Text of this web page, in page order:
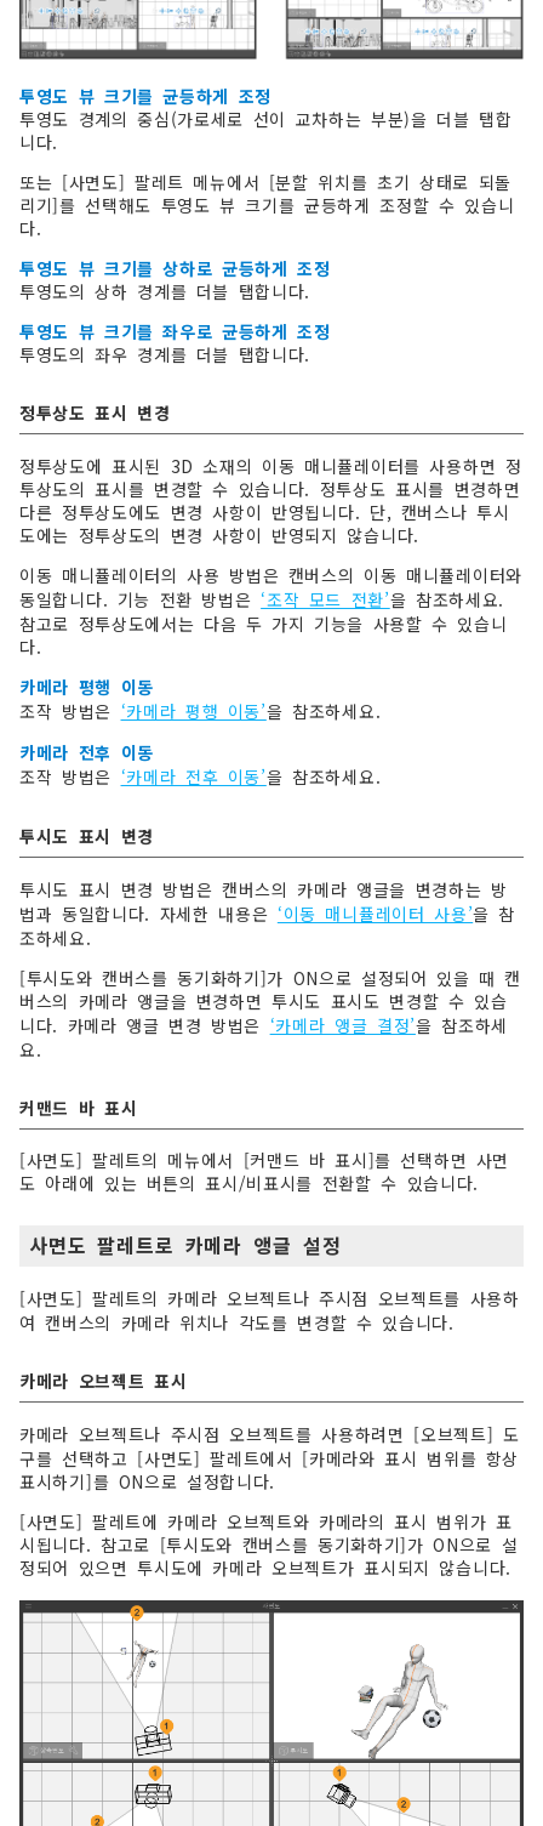
투영도 뷰 크기를 균등하게 조정
투영도 경계의 중심(가로세로 선이 교차하는 부분)을 더블 탭합
니다.
또는 [사면도] 팔레트 메뉴에서 [분할 위치를 초기 상태로 되돌
리기]를 선택해도 투영도 뷰 크기를 균등하게 조정할 수 있습니
다.
투영도 뷰 크기를 상하로 균등하게 조정
투영도의 상하 경계를 더블 탭합니다.
투영도 뷰 크기를 좌우로 균등하게 조정
투영도의 좌우 경계를 더블 탭합니다.
정투상도 표시 변경
정투상도에 표시된 3D 소재의 이동 매니퓰레이터를 사용하면 정
투상도의 표시를 변경할 수 있습니다. 정투상도 표시를 변경하면
다른 정투상도에도 변경 사항이 반영됩니다. 단, 캔버스나 투시
도에는 정투상도의 변경 사항이 반영되지 않습니다.
이동 매니퓰레이터의 사용 방법은 캔버스의 이동 매니퓰레이터와
동일합니다. 기능 전환 방법은 ‘조작 모드 전환’을 참조하세요.
참고로 정투상도에서는 다음 두 가지 기능을 사용할 수 있습니
다.
카메라 평행 이동
조작 방법은 ‘카메라 평행 이동’을 참조하세요.
카메라 전후 이동
조작 방법은 ‘카메라 전후 이동’을 참조하세요.
투시도 표시 변경
투시도 표시 변경 방법은 캔버스의 카메라 앵글을 변경하는 방
법과 동일합니다. 자세한 내용은 ‘이동 매니퓰레이터 사용’을 참
조하세요.
[투시도와 캔버스를 동기화하기]가 ON으로 설정되어 있을 때 캔
버스의 카메라 앵글을 변경하면 투시도 표시도 변경할 수 있습
니다. 카메라 앵글 변경 방법은 ‘카메라 앵글 결정’을 참조하세
요.
커맨드 바 표시
[사면도] 팔레트의 메뉴에서 [커맨드 바 표시]를 선택하면 사면
도 아래에 있는 버튼의 표시/비표시를 전환할 수 있습니다.
사면도 팔레트로 카메라 앵글 설정
[사면도] 팔레트의 카메라 오브젝트나 주시점 오브젝트를 사용하
여 캔버스의 카메라 위치나 각도를 변경할 수 있습니다.
카메라 오브젝트 표시
카메라 오브젝트나 주시점 오브젝트를 사용하려면 [오브젝트] 도
구를 선택하고 [사면도] 팔레트에서 [카메라와 표시 범위를 항상
표시하기]를 ON으로 설정합니다.
[사면도] 팔레트에 카메라 오브젝트와 카메라의 표시 범위가 표
시됩니다. 참고로 [투시도와 캔버스를 동기화하기]가 ON으로 설
정되어 있으면 투시도에 카메라 오브젝트가 표시되지 않습니다.